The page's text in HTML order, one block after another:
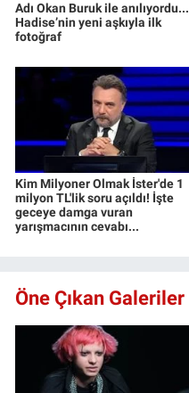
Adı Okan Buruk ile anılıyordu...
Hadise’nin yeni aşkıyla ilk
fotoğraf
Kim Milyoner Olmak İster'de 1
milyon TL'lik soru açıldı! İşte
geceye damga vuran
yarışmacının cevabı...
Öne Çıkan Galeriler